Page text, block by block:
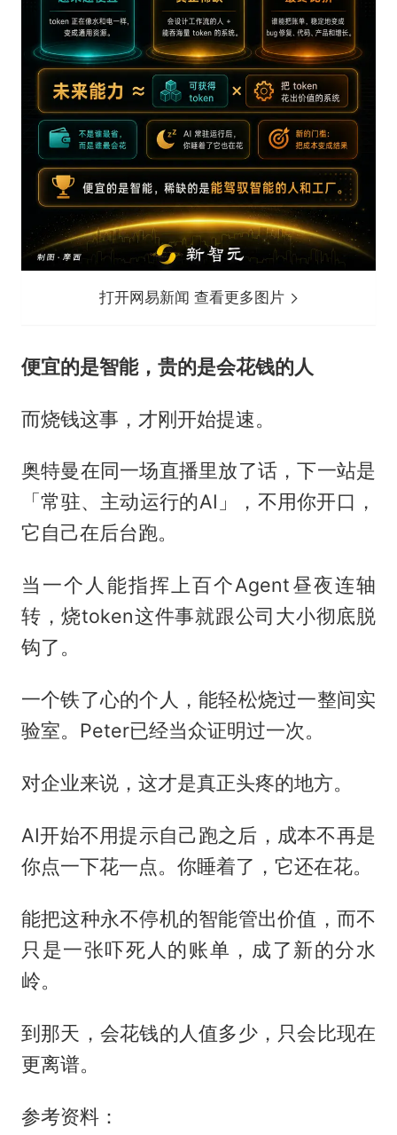
打开网易新闻 查看更多图片
便宜的是智能，贵的是会花钱的人
而烧钱这事，才刚开始提速。
奥特曼在同一场直播里放了话，下一站是
「常驻、主动运行的AI」，不用你开口，
它自己在后台跑。
当一个人能指挥上百个Agent昼夜连轴
转，烧token这件事就跟公司大小彻底脱
钩了。
一个铁了心的个人，能轻松烧过一整间实
验室。Peter已经当众证明过一次。
对企业来说，这才是真正头疼的地方。
AI开始不用提示自己跑之后，成本不再是
你点一下花一点。你睡着了，它还在花。
能把这种永不停机的智能管出价值，而不
只是一张吓死人的账单，成了新的分水
岭。
到那天，会花钱的人值多少，只会比现在
更离谱。
参考资料：